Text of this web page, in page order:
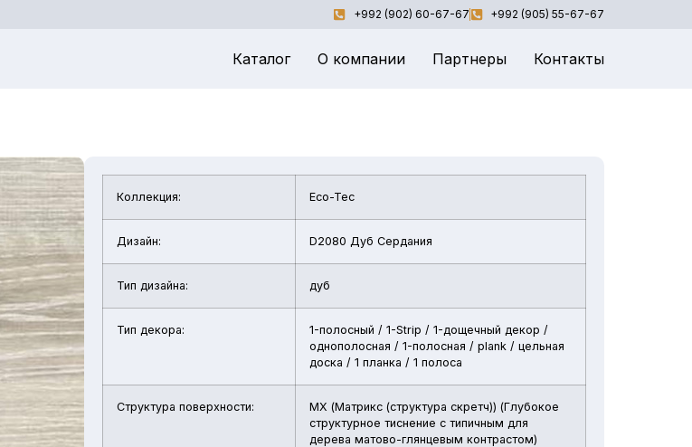
+992 (902) 60-67-67 +992 (905) 55-67-67
Каталог О компании Партнеры Контакты
Коллекция: Eco-Tec
Дизайн: D2080 Дуб Сердания
Тип дизайна: дуб
Тип декора:
1-полосный / 1-Strip / 1-дощечный декор /
однополосная / 1-полосная / plank / цельная
доска / 1 планка / 1 полоса
Структура поверхности:
MX (Матрикс (структура скретч)) (Глубокое
структурное тиснение с типичным для
дерева матово-глянцевым контрастом)